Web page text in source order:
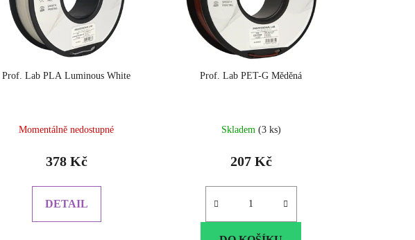
Prof. Lab PLA Luminous White
Momentálně nedostupné
378 Kč
DETAIL
Prof. Lab PET-G Měděná
Skladem (3 ks)
207 Kč